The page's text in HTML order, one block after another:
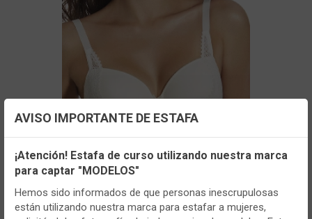
CONT
- LAIA
Sujetador mujer Selene Laia Copa C
Configuración de cookies
Utilizamos cookies propias y de terceros, de sesión o
persistentes, para hacer funcionar de manera segura nuestra
página web y personalizar su contenido.
AVISO IMPORTANTE DE ESTAFA
¡Atención! Estafa de curso utilizando nuestra marca
para captar "MODELOS"
Hemos sido informados de que personas inescrupulosas
están utilizando nuestra marca para estafar a mujeres,